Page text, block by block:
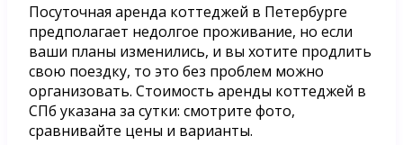
Посуточная аренда коттеджей в Петербурге
предполагает недолгое проживание, но если
ваши планы изменились, и вы хотите продлить
свою поездку, то это без проблем можно
организовать. Стоимость аренды коттеджей в
СПб указана за сутки: смотрите фото,
сравнивайте цены и варианты.